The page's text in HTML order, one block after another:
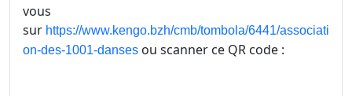
vous
sur https://www.kengo.bzh/cmb/tombola/6441/associati
on-des-1001-danses ou scanner ce QR code :